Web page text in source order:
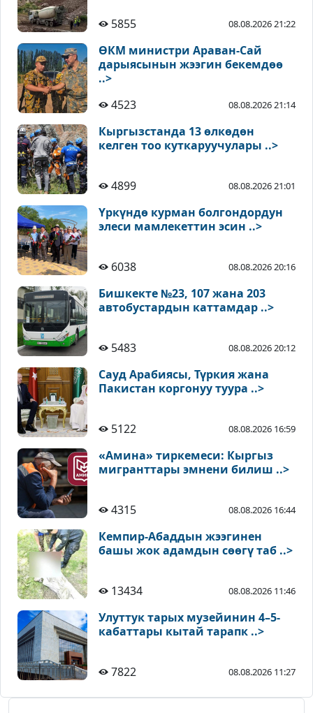
5855 08.08.2026 21:22
ӨКМ министри Араван-Сай
дарыясынын жээгин бекемдөө
..>
4523
08.08.2026 21:14
Кыргызстанда 13 өлкөдөн
келген тоо куткаруучулары ..>
4899 08.08.2026 21:01
Үркүндө курман болгондордун
элеси мамлекеттин эсин ..>
6038 08.08.2026 20:16
Бишкекте №23, 107 жана 203
автобустардын каттамдар ..>
5483 08.08.2026 20:12
Сауд Арабиясы, Түркия жана
Пакистан коргонуу туура ..>
5122 08.08.2026 16:59
«Амина» тиркемеси: Кыргыз
мигранттары эмнени билиш ..>
4315 08.08.2026 16:44
Кемпир-Абаддын жээгинен
башы жок адамдын сөөгү таб ..>
13434 08.08.2026 11:46
Улуттук тарых музейинин 4–5-
кабаттары кытай тарапк ..>
7822 08.08.2026 11:27